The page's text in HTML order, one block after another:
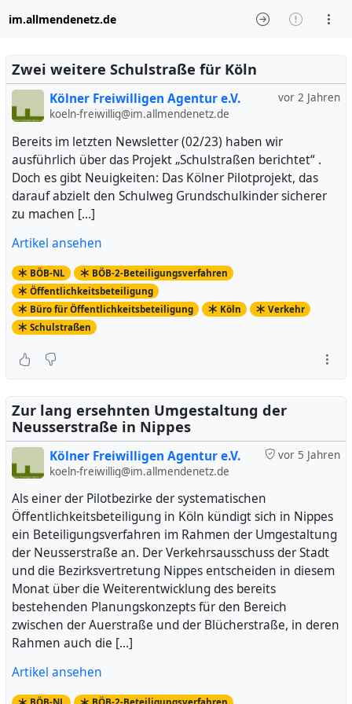
im.allmendenetz.de
Zwei weitere Schulstraße für Köln
vor 2 Jahren
Kölner Freiwilligen Agentur e.V.
koeln-freiwillig@im.allmendenetz.de
Bereits im letzten Newsletter (02/23) haben wir
ausführlich über das Projekt „Schulstraßen berichtet“ .
Doch es gibt Neuigkeiten: Das Kölner Pilotprojekt, das
darauf abzielt den Schulweg Grundschulkinder sicherer
zu machen […]
Artikel ansehen
BÖB-NL
BÖB-2-Beteiligungsverfahren
Öffentlichkeitsbeteiligung
Büro für Öffentlichkeitsbeteiligung
Köln
Verkehr
Schulstraßen
Zur lang ersehnten Umgestaltung der
Neusserstraße in Nippes
vor 5 Jahren
Kölner Freiwilligen Agentur e.V.
koeln-freiwillig@im.allmendenetz.de
Als einer der Pilotbezirke der systematischen
Öffentlichkeitsbeteiligung in Köln kündigt sich in Nippes
ein Beteiligungsverfahren im Rahmen der Umgestaltung
der Neusserstraße an. Der Verkehrsausschuss der Stadt
und die Bezirksvertretung Nippes entscheiden in diesem
Monat über die Weiterentwicklung des bereits
bestehenden Planungskonzepts für den Bereich
zwischen der Auerstraße und der Blücherstraße, in deren
Rahmen auch die […]
Artikel ansehen